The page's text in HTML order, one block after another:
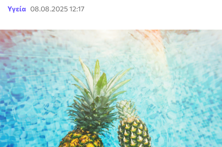
Υγεία 08.08.2025 12:17